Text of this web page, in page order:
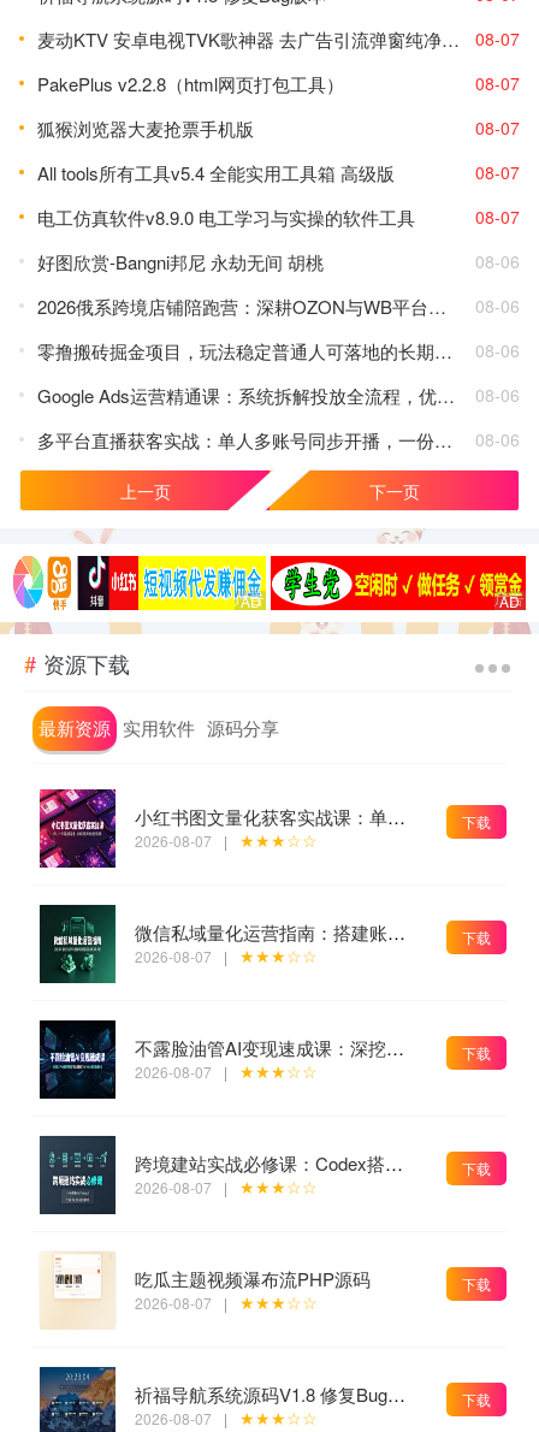
麦动KTV 安卓电视TVK歌神器 去广告引流弹窗纯净版下载 08-07
PakePlus v2.2.8（html网页打包工具） 08-07
狐猴浏览器大麦抢票手机版 08-07
All tools所有工具v5.4 全能实用工具箱 高级版 08-07
电工仿真软件v8.9.0 电工学习与实操的软件工具 08-07
好图欣赏-Bangni邦尼 永劫无间 胡桃 08-06
2026俄系跨境店铺陪跑营：深耕OZON与WB平台，掌握起店选品广告全套落地打法 08-06
零撸搬砖掘金项目，玩法稳定普通人可落地的长期副业，月收益轻松10000+ 08-06
Google Ads运营精通课：系统拆解投放全流程，优化账户提升广告投产回报率 08-06
多平台直播获客实战：单人多账号同步开播，一份时间撬动多渠道精准流量 08-06
上一页 下一页
资源下载
最新资源 实用软件 源码分享
小红书图文量化获客实战课：单人二十台设备矩阵搭建，标准化流程高效批量引流获客
2026-08-07 | ★★★☆☆
下载
微信私域量化运营指南：搭建账号基建打造热号，脱敏风控规避运营各类高危风险
2026-08-07 | ★★★☆☆
下载
不露脸油管AI变现速成课：深挖高CPM盈利领域，零出镜打造YouTube稳定收益账号
2026-08-07 | ★★★☆☆
下载
跨境建站实战必修课：Codex搭建WordPress站点，关键词外链打造谷歌流量阵地
2026-08-07 | ★★★☆☆
下载
吃瓜主题视频瀑布流PHP源码
2026-08-07 | ★★★☆☆
下载
祈福导航系统源码V1.8 修复Bug版本
2026-08-07 | ★★★☆☆
下载